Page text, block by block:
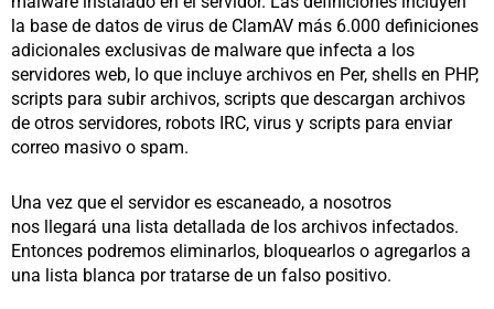
la base de datos de virus de ClamAV más 6.000 definiciones
adicionales exclusivas de malware que infecta a los
servidores web, lo que incluye archivos en Per, shells en PHP,
scripts para subir archivos, scripts que descargan archivos
de otros servidores, robots IRC, virus y scripts para enviar
correo masivo o spam.
Una vez que el servidor es escaneado, a nosotros
nos llegará una lista detallada de los archivos infectados.
Entonces podremos eliminarlos, bloquearlos o agregarlos a
una lista blanca por tratarse de un falso positivo.